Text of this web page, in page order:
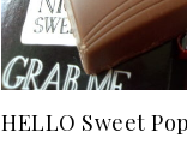
HELLO Sweet